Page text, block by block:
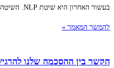
בעשור האחרון היא שיטת NLP. השיטה קיימת מזה עשרות שנים אבל
להמשך המאמר »
הקשר בין ההסכמה שלנו